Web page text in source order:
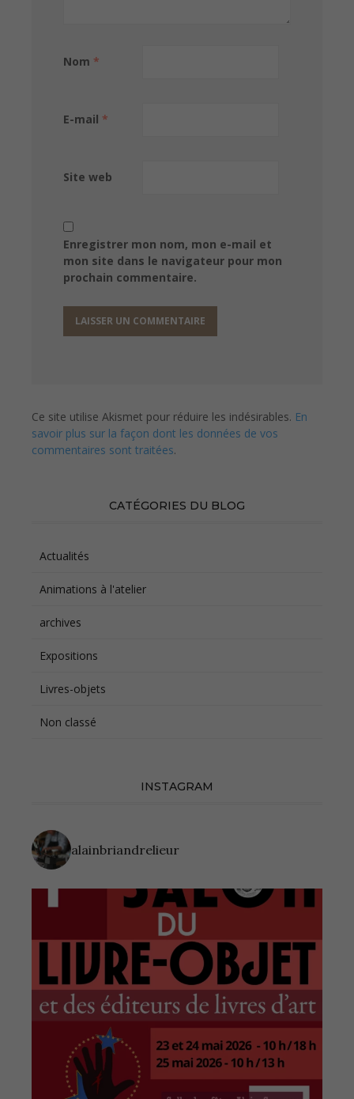
Nom *
E-mail *
Site web
Enregistrer mon nom, mon e-mail et
mon site dans le navigateur pour mon
prochain commentaire.
Ce site utilise Akismet pour réduire les indésirables. En
savoir plus sur la façon dont les données de vos
commentaires sont traitées.
CATÉGORIES DU BLOG
Actualités
Animations à l'atelier
archives
Expositions
Livres-objets
Non classé
INSTAGRAM
alainbriandrelieur